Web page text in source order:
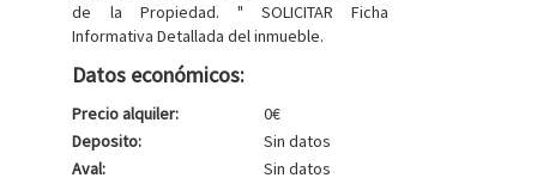
de la Propiedad. " SOLICITAR Ficha
Informativa Detallada del inmueble.
Datos económicos:
Precio alquiler:
0€
Deposito:
Sin datos
Aval:
Sin datos